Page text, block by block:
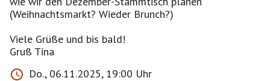
(Weihnachtsmarkt? Wieder Brunch?)
Viele Grüße und bis bald!
Gruß Tina
Do., 06.11.2025, 19:00 Uhr